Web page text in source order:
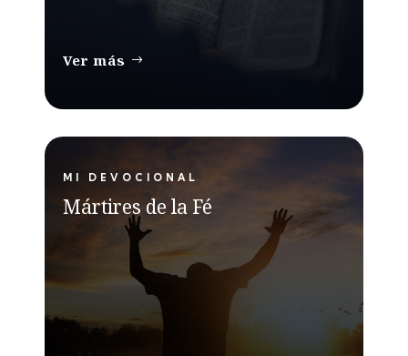
Ver más
MI DEVOCIONAL
Mártires de la Fé